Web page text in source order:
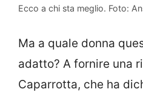
Ecco a chi sta meglio. Foto:
Ma a quale donna
adatto? A fornire una
Caparrotta, che ha